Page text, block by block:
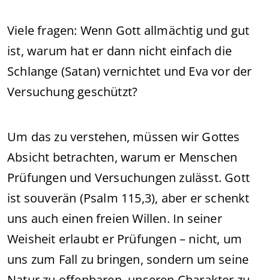
Viele fragen: Wenn Gott allmächtig und gut
ist, warum hat er dann nicht einfach die
Schlange (Satan) vernichtet und Eva vor der
Versuchung geschützt?
Um das zu verstehen, müssen wir Gottes
Absicht betrachten, warum er Menschen
Prüfungen und Versuchungen zulässt. Gott
ist souverän (Psalm 115,3), aber er schenkt
uns auch einen freien Willen. In seiner
Weisheit erlaubt er Prüfungen – nicht, um
uns zum Fall zu bringen, sondern um seine